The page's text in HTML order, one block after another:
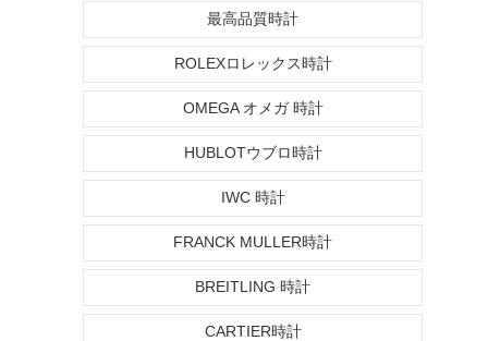
最高品質時計
ROLEXロレックス時計
OMEGA オメガ 時計
HUBLOTウブロ時計
IWC 時計
FRANCK MULLER時計
BREITLING 時計
CARTIER時計